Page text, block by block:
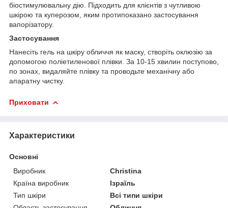
біостимулювальну дію. Підходить для клієнтів з чутливою
шкірою та куперозом, яким протипоказано застосування
вапорізатору.
Застосування
Нанесіть гель на шкіру обличчя як маску, створіть оклюзію за
допомогою поліетиленової плівки. За 10-15 хвилин поступово,
по зонах, видаляйте плівку та проводьте механічну або
апаратну чистку.
Приховати
Характеристики
Основні
Виробник
Christina
Країна виробник
Ізраїль
Тип шкіри
Всі типи шкіри